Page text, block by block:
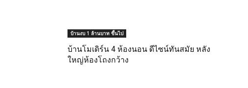
บ้านงบ 1 ล้านบาท ขึ้นไป
บ้านโมเดิร์น 4 ห้องนอน ดีไซน์ทันสมัย หลัง
ใหญ่ห้องโถงกว้าง